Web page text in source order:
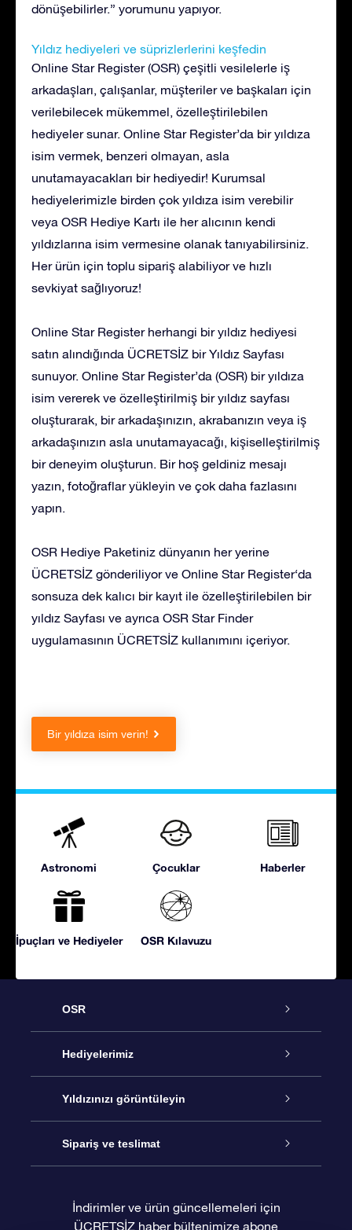
dönüşebilirler.” yorumunu yapıyor.
Yıldız hediyeleri ve süprizlerlerini keşfedin
Online Star Register (OSR) çeşitli vesilelerle iş
arkadaşları, çalışanlar, müşteriler ve başkaları için
verilebilecek mükemmel, özelleştirilebilen
hediyeler sunar. Online Star Register’da bir yıldıza
isim vermek, benzeri olmayan, asla
unutamayacakları bir hediyedir! Kurumsal
hediyelerimizle birden çok yıldıza isim verebilir
veya OSR Hediye Kartı ile her alıcının kendi
yıldızlarına isim vermesine olanak tanıyabilirsiniz.
Her ürün için toplu sipariş alabiliyor ve hızlı
sevkiyat sağlıyoruz!
Online Star Register herhangi bir yıldız hediyesi
satın alındığında ÜCRETSİZ bir Yıldız Sayfası
sunuyor. Online Star Register’da (OSR) bir yıldıza
isim vererek ve özelleştirilmiş bir yıldız sayfası
oluşturarak, bir arkadaşınızın, akrabanızın veya iş
arkadaşınızın asla unutamayacağı, kişiselleştirilmiş
bir deneyim oluşturun. Bir hoş geldiniz mesajı
yazın, fotoğraflar yükleyin ve çok daha fazlasını
yapın.
OSR Hediye Paketiniz dünyanın her yerine
ÜCRETSİZ gönderiliyor ve Online Star Register‘da
sonsuza dek kalıcı bir kayıt ile özelleştirilebilen bir
yıldız Sayfası ve ayrıca OSR Star Finder
uygulamasının ÜCRETSİZ kullanımını içeriyor.
Bir yıldıza isim verin!
Astronomi Çocuklar Haberler
İpuçları ve Hediyeler OSR Kılavuzu
OSR
Hizmet
İletişim
Blogu
Hediyelerimiz
Çevrimiçi Yıldız Hediyesi
OSR Hediye Paketi
Yıldızınızı görüntüleyin
Star Register
Sipariş ve teslimat
İndirimler ve ürün güncellemeleri için
ÜCRETSİZ haber bültenimize abone